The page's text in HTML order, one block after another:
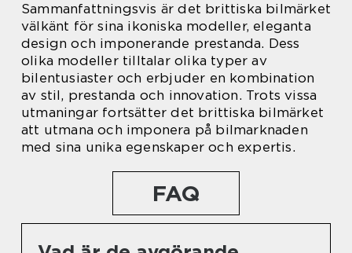
Sammanfattningsvis är det brittiska bilmärket
välkänt för sina ikoniska modeller, eleganta
design och imponerande prestanda. Dess
olika modeller tilltalar olika typer av
bilentusiaster och erbjuder en kombination
av stil, prestanda och innovation. Trots vissa
utmaningar fortsätter det brittiska bilmärket
att utmana och imponera på bilmarknaden
med sina unika egenskaper och expertis.
FAQ